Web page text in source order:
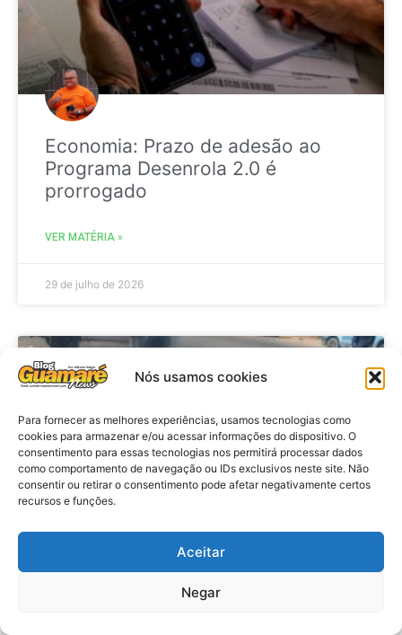
Nós usamos cookies
Para fornecer as melhores experiências, usamos tecnologias como
cookies para armazenar e/ou acessar informações do dispositivo. O
consentimento para essas tecnologias nos permitirá processar dados
como comportamento de navegação ou IDs exclusivos neste site. Não
consentir ou retirar o consentimento pode afetar negativamente certos
recursos e funções.
Aceitar
Negar
Economia: Prazo de adesão ao
Programa Desenrola 2.0 é
prorrogado
VER MATÉRIA »
29 de julho de 2026
Acidente: A caminho do trabalho
professora se envolve em